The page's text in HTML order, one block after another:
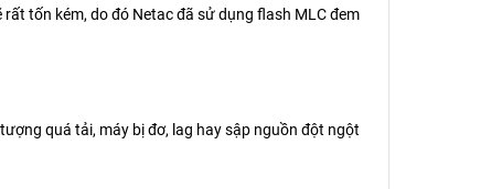
tốn kém, do đó Netac đã sử dụng flash MLC đem
quá tải, máy bị đơ, lag hay sập nguồn đột ngột